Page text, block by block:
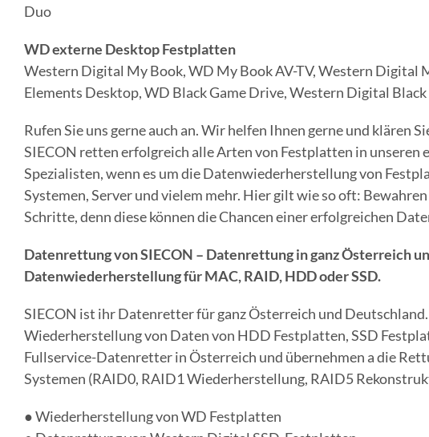
Duo
WD externe Desktop Festplatten
Western Digital My Book, WD My Book AV-TV, Western Digital
Elements Desktop, WD Black Game Drive, Western Digital
Rufen Sie uns gerne auch an. Wir helfen Ihnen gerne und klären
SIECON retten erfolgreich alle Arten von Festplatten in unseren
Spezialisten, wenn es um die Datenwiederherstellung von
Systemen, Server und vielem mehr. Hier gilt wie so oft:
Schritte, denn diese können die Chancen einer erfolgreichen
Datenrettung von SIECON – Datenrettung in ganz Österreich
Datenwiederherstellung für MAC, RAID, HDD oder SSD.
SIECON ist ihr Datenretter für ganz Österreich und
Wiederherstellung von Daten von HDD Festplatten, SSD
Fullservice-Datenretter in Österreich und übernehmen a die
Systemen (RAID0, RAID1 Wiederherstellung, RAID5
● Wiederherstellung von WD Festplatten